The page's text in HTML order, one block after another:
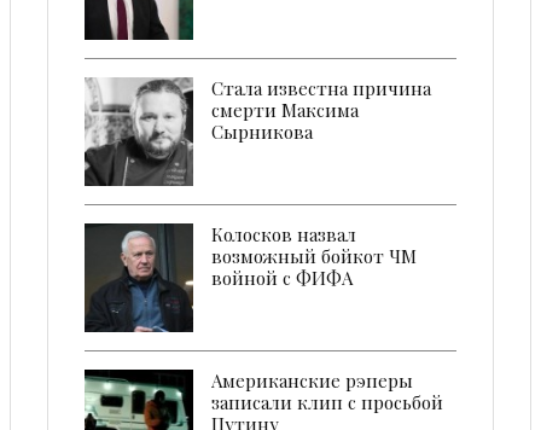
Стала известна причина
смерти Максима
Сырникова
Колосков назвал
возможный бойкот ЧМ
войной с ФИФА
Американские рэперы
записали клип с просьбой
Путину